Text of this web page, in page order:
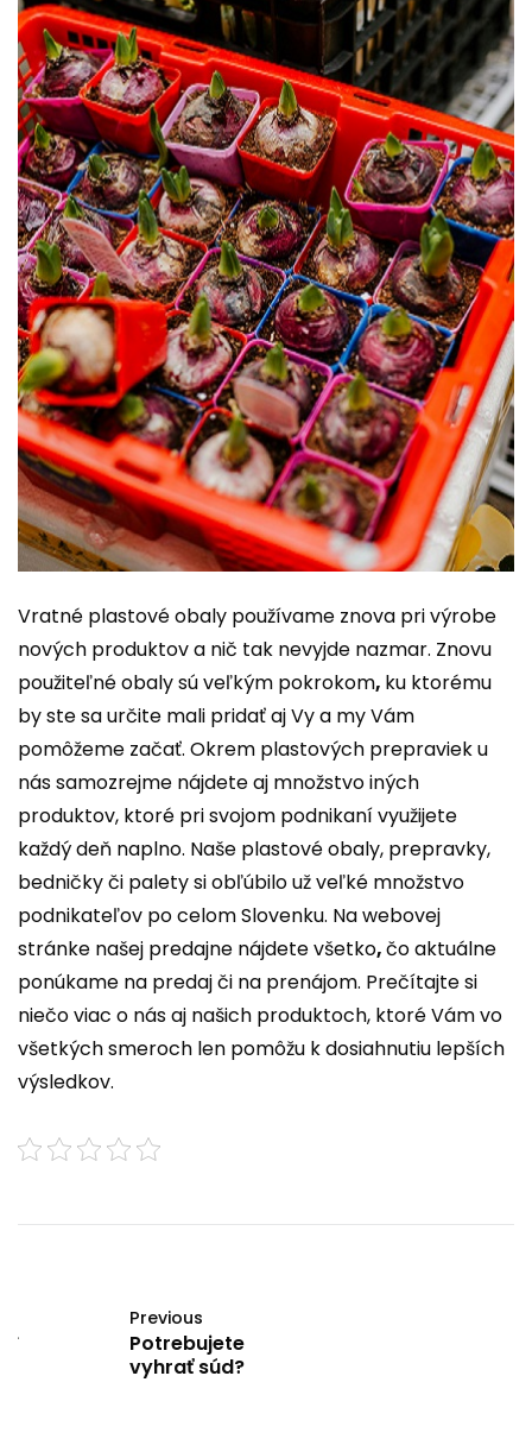
Vratné plastové obaly používame znova pri výrobe
nových produktov a nič tak nevyjde nazmar. Znovu
použiteľné obaly sú veľkým pokrokom, ku ktorému
by ste sa určite mali pridať aj Vy a my Vám
pomôžeme začať. Okrem plastových prepraviek u
nás samozrejme nájdete aj množstvo iných
produktov, ktoré pri svojom podnikaní využijete
každý deň naplno. Naše plastové obaly, prepravky,
bedničky či palety si obľúbilo už veľké množstvo
podnikateľov po celom Slovenku. Na webovej
stránke našej predajne nájdete všetko,čoaktuálne
ponúkame na predaj či na prenájom. Prečítajte si
niečo viac o nás aj našich produktoch, ktoré Vám vo
všetkých smeroch len pomôžu k dosiahnutiu lepších
výsledkov.
Previous
Potrebujete
vyhrať súd?